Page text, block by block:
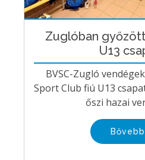
Zuglóban
U13
BVSC-Zugló
Sport Club fiú U13
őszi hazai